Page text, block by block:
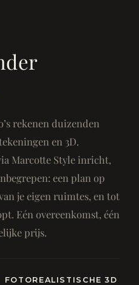
rekenen duizenden
en 3D.
Marcotte Style inricht,
een plan op
je eigen ruimtes, en tot
Eén overeenkomst, één
prijs.
FOTOREALISTISCHE 3D